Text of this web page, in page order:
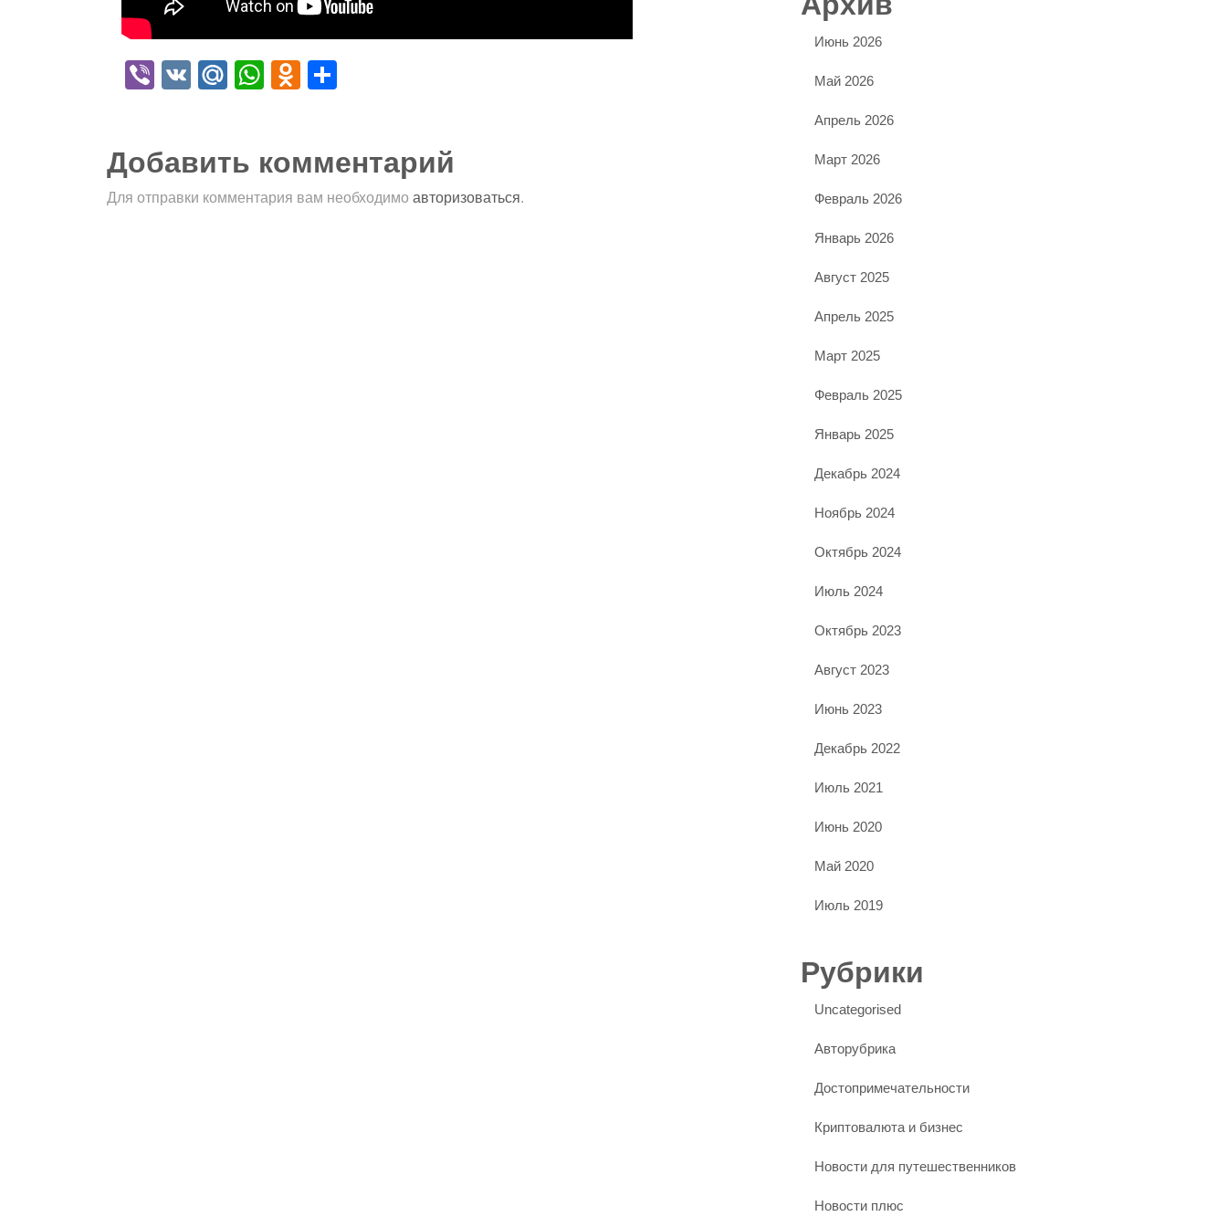
Viber
VK Mail.Ru
WhatsApp
Odnoklassniki
Добавить комментарий
Для отправки комментария вам необходимо авторизоваться.
Июнь 2026
Май 2026
Апрель 2026
Март 2026
Февраль 2026
Январь 2026
Август 2025
Апрель 2025
Март 2025
Февраль 2025
Январь 2025
Декабрь 2024
Ноябрь 2024
Октябрь 2024
Июль 2024
Октябрь 2023
Август 2023
Июнь 2023
Декабрь 2022
Июль 2021
Июнь 2020
Май 2020
Июль 2019
Рубрики
Uncategorised
Авторубрика
Достопримечательности
Криптовалюта и бизнес
Новости для путешественников
Новости плюс